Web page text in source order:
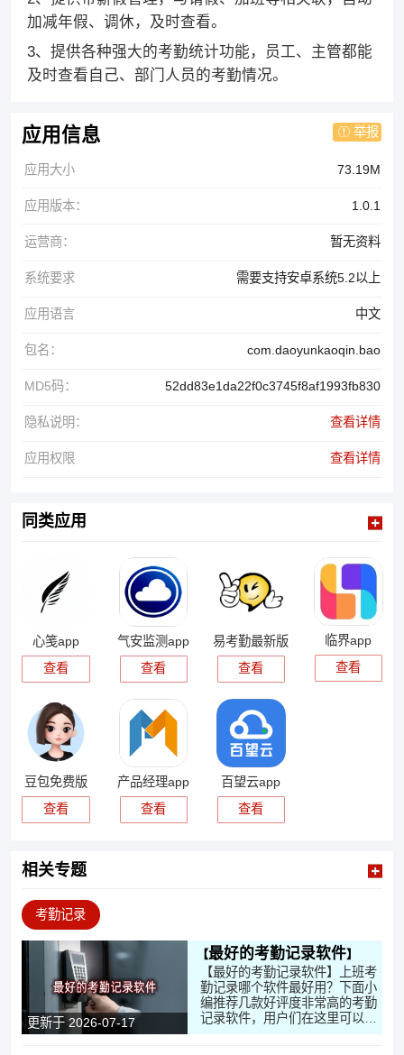
加减年假、调休，及时查看。
3、提供各种强大的考勤统计功能，员工、主管都能
及时查看自己、部门人员的考勤情况。
应用信息 举报
应用大小 73.19M
应用版本： 1.0.1
运营商： 暂无资料
系统要求 需要支持安卓系统5.2以上
应用语言 中文
包名： com.daoyunkaoqin.bao
MD5码： 52dd83e1da22f0c3745f8af1993fb830
隐私说明： 查看详情
应用权限 查看详情
同类应用
心笺app
查看
气安监测app
查看
易考勤最新版
查看
临界app
查看
豆包免费版
查看
产品经理app
查看
百望云app
查看
相关专题
考勤记录
更新于 2026-07-17
最好的考勤记录软件
【最好的考勤记录软件】上班考
勤记录哪个软件最好用？下面小
编推荐几款好评度非常高的考勤
记录软件，用户们在这里可以很
准确的记录考勤，记录后支持周